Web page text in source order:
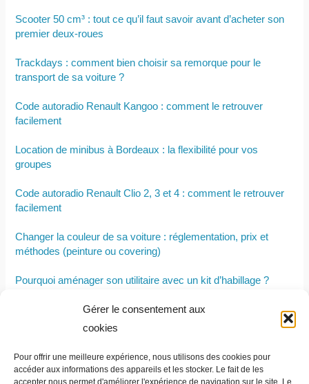
Gérer le consentement aux
cookies
Pour offrir une meilleure expérience, nous utilisons des cookies pour
accéder aux informations des appareils et les stocker. Le fait de les
accepter nous permet d'améliorer l'expérience de navigation sur le site. Le
Scooter 50 cm³ : tout ce qu’il faut savoir avant d’acheter son
premier deux-roues
Trackdays : comment bien choisir sa remorque pour le
transport de sa voiture ?
Code autoradio Renault Kangoo : comment le retrouver
facilement
Location de minibus à Bordeaux : la flexibilité pour vos
groupes
Code autoradio Renault Clio 2, 3 et 4 : comment le retrouver
facilement
Changer la couleur de sa voiture : réglementation, prix et
méthodes (peinture ou covering)
Pourquoi aménager son utilitaire avec un kit d’habillage ?
Comment sont fabriquées les bâches sur mesure pour
remorque bagagère ?
Quelle assurance choisir pour une voiture d’occasion : au
tiers ou tous risques ?